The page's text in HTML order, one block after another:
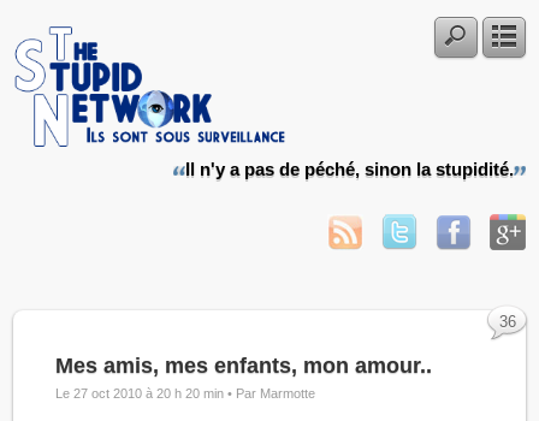
Il n'y a pas de péché, sinon la stupidité.
Mes amis, mes enfants, mon amour..
Le 27 oct 2010 à 20 h 20 min • Par Marmotte
36